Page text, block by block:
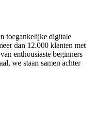
toegankelijke digitale
dan 12.000 klanten met
enthousiaste beginners
we staan samen achter